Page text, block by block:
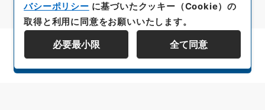
資料群階層を表示する
バシーポリシー に基づいたクッキー（Cookie）の
取得と利用に同意をお願いいたします。
必要最小限 全て同意